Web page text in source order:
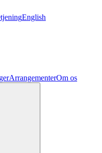
English
ArrangementerOm os